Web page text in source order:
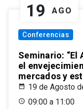
19 AGO
Conferencias
Seminario: “El
el
mercados y
19 de Agosto
09:00 a 11:00